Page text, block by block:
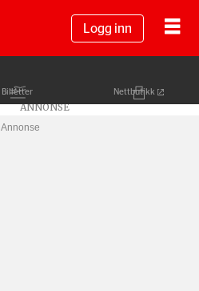
Logg inn
Billetter Nettbutikk
Annonse